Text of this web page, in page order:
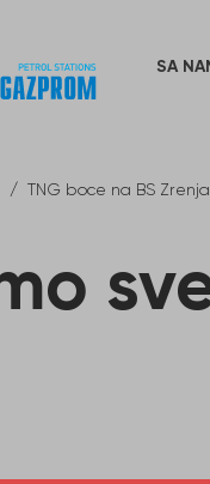
SA
/ TNG boce na BS